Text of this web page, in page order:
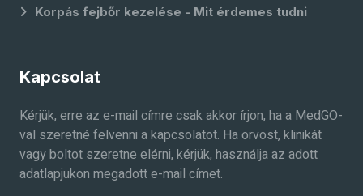
Korpás fejbőr kezelése - Mit érdemes tudni
Kapcsolat
Kérjük, erre az e-mail címre csak akkor írjon, ha a MedGO-
val szeretné felvenni a kapcsolatot. Ha orvost, klinikát
vagy boltot szeretne elérni, kérjük, használja az adott
adatlapjukon megadott e-mail címet.